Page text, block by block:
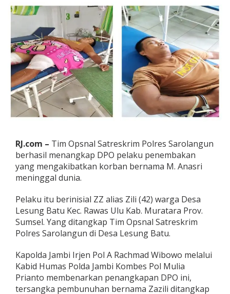
d
o
n
g
k
a
n
S
e
n
j
a
t
p
i
k
e
l
i
s
i
a
z
i
l
RJ.com – Tim Opsnal Satreskrim Polres Sarolangun
berhasil menangkap DPO pelaku penembakan
yang mengakibatkan korban bernama M. Anasri
meninggal dunia.
Pelaku itu berinisial ZZ alias Zili (42) warga Desa
Lesung Batu Kec. Rawas Ulu Kab. Muratara Prov.
Sumsel. Yang ditangkap Tim Opsnal Satreskrim
Polres Sarolangun di Desa Lesung Batu.
Kapolda Jambi Irjen Pol A Rachmad Wibowo melalui
Kabid Humas Polda Jambi Kombes Pol Mulia
Prianto membenarkan penangkapan DPO ini,
tersangka pembunuhan bernama Zazili ditangkap